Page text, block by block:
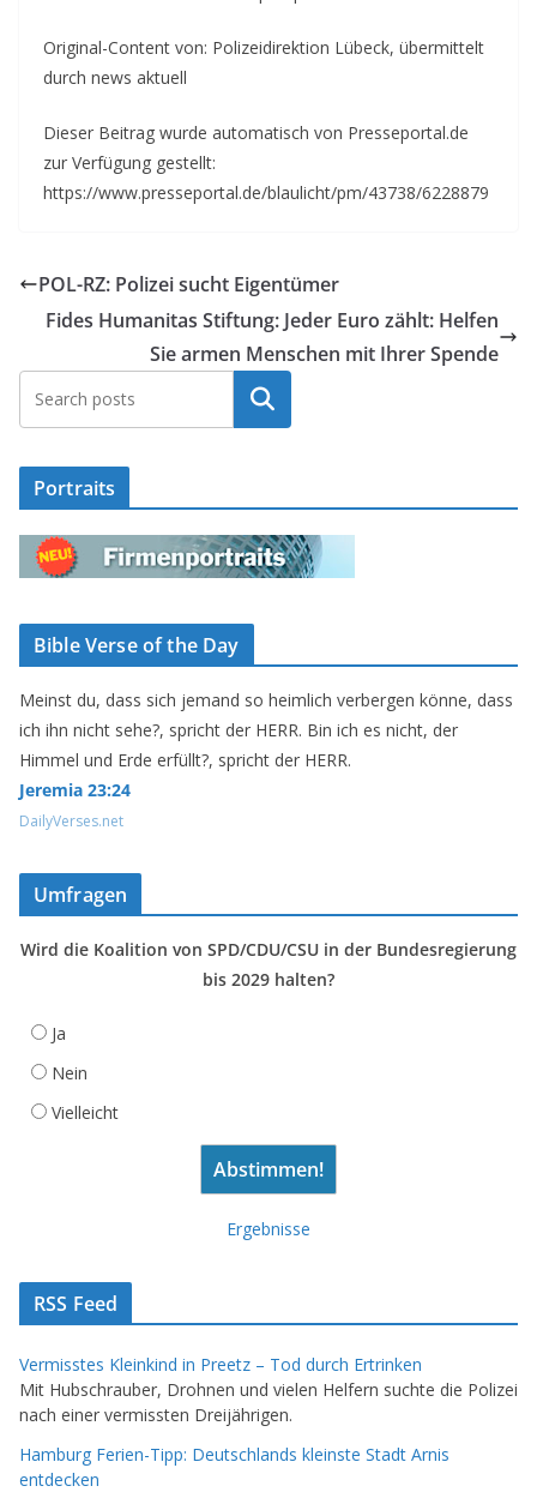
Original-Content von: Polizeidirektion Lübeck, übermittelt
durch news aktuell
Dieser Beitrag wurde automatisch von Presseportal.de
zur Verfügung gestellt:
https://www.presseportal.de/blaulicht/pm/43738/6228879
POL-RZ: Polizei sucht Eigentümer
Fides Humanitas Stiftung: Jeder Euro zählt: Helfen
Sie armen Menschen mit Ihrer Spende
Suchen
Portraits
Bible Verse of the Day
Meinst du, dass sich jemand so heimlich verbergen könne, dass
ich ihn nicht sehe?, spricht der HERR. Bin ich es nicht, der
Himmel und Erde erfüllt?, spricht der HERR.
Jeremia 23:24
DailyVerses.net
Umfragen
Wird die Koalition von SPD/CDU/CSU in der Bundesregierung
bis 2029 halten?
Ja
Nein
Vielleicht
Ergebnisse
RSS Feed
Vermisstes Kleinkind in Preetz – Tod durch Ertrinken
Mit Hubschrauber, Drohnen und vielen Helfern suchte die Polizei
nach einer vermissten Dreijährigen.
Hamburg Ferien-Tipp: Deutschlands kleinste Stadt Arnis
entdecken